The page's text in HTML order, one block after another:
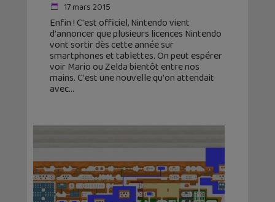
17 mars 2015
Enfin ! C'est officiel, Nintendo vient
d'annoncer que plusieurs licences Nintendo
vont sortir dès cette année sur
smartphones et tablettes. On peut espérer
voir Mario ou Zelda bientôt entre nos
mains. C'est une nouvelle qu'on attendait
avec